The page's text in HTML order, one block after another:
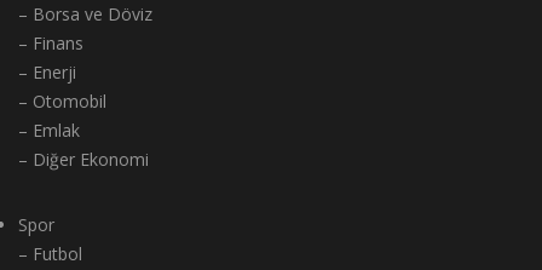
– Borsa ve Döviz
– Finans
– Enerji
– Otomobil
– Emlak
– Diğer Ekonomi
Spor
– Futbol